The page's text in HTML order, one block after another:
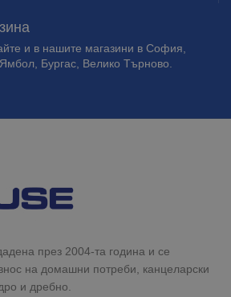
и в нашите магазини в София,
Бургас, Велико Търново.
през 2004-та година и се
на домашни потреби, канцеларски
и дребно.